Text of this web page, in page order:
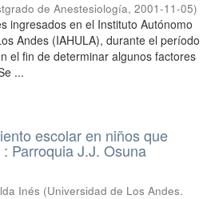
de Anestesiología, 2001-11-05)
ingresados en el Instituto Autónomo
Andes (IAHULA), durante el período
el fin de determinar algunos factores
...
escolar en niños que
Parroquia J.J. Osuna
Inés (Universidad de Los Andes.